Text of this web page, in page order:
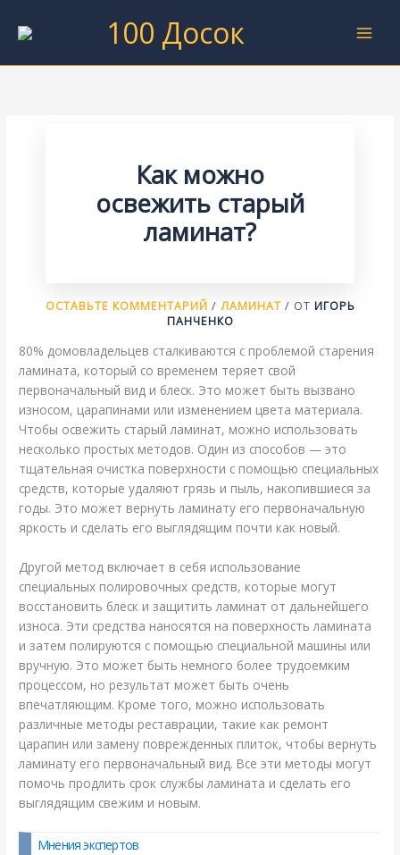
100 Досок
Как можно
освежить старый
ламинат?
ОСТАВЬТЕ КОММЕНТАРИЙ / ЛАМИНАТ/ ОТ ИГОРЬ
ПАНЧЕНКО
80% домовладельцев сталкиваются с проблемой старения
ламината, который со временем теряет свой
первоначальный вид и блеск. Это может быть вызвано
износом, царапинами или изменением цвета материала.
Чтобы освежить старый ламинат, можно использовать
несколько простых методов. Один из способов — это
тщательная очистка поверхности с помощью специальных
средств, которые удаляют грязь и пыль, накопившиеся за
годы. Это может вернуть ламинату его первоначальную
яркость и сделать его выглядящим почти как новый.
Другой метод включает в себя использование
специальных полировочных средств, которые могут
восстановить блеск и защитить ламинат от дальнейшего
износа. Эти средства наносятся на поверхность ламината
и затем полируются с помощью специальной машины или
вручную. Это может быть немного более трудоемким
процессом, но результат может быть очень
впечатляющим. Кроме того, можно использовать
различные методы реставрации, такие как ремонт
царапин или замену поврежденных плиток, чтобы вернуть
ламинату его первоначальный вид. Все эти методы могут
помочь продлить срок службы ламината и сделать его
выглядящим свежим и новым.
Мнения экспертов